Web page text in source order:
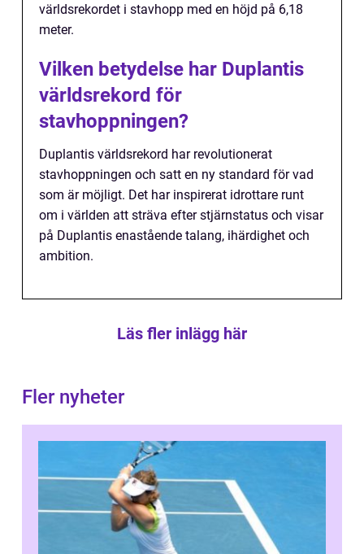
världsrekordet i stavhopp med en höjd på 6,18
meter.
Vilken betydelse har Duplantis
världsrekord för
stavhoppningen?
Duplantis världsrekord har revolutionerat
stavhoppningen och satt en ny standard för vad
som är möjligt. Det har inspirerat idrottare runt
om i världen att sträva efter stjärnstatus och visar
på Duplantis enastående talang, ihärdighet och
ambition.
Läs fler inlägg här
Fler nyheter